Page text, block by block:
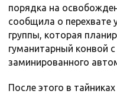
порядка на
сообщила о перехвате
группы, которая
гуманитарный конвой
заминированного
После этого в